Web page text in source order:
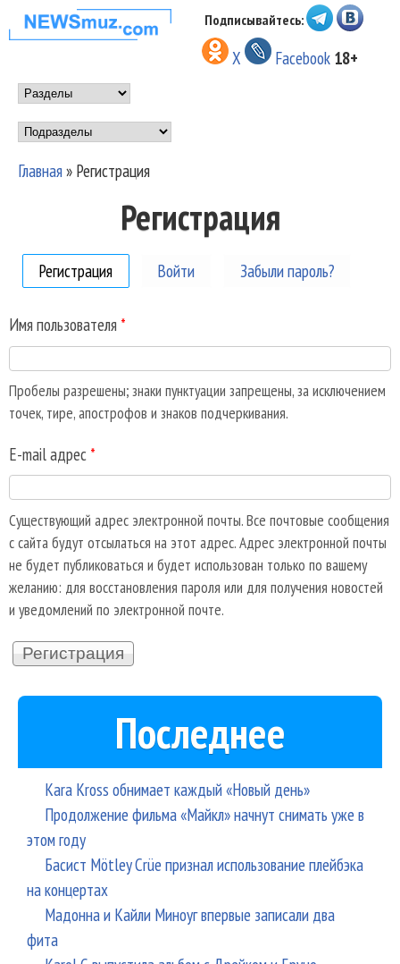
Перейти к основному
содержанию
НОВОСТИ
МУЗЫКИ И
ШОУ БИЗНЕСА
NEWSMUZ.COM
Подписывайтесь:
X Facebook 18+
Main menu
Подразделы
Главная» Регистрация
Регистрация
Регистрация (активная вкладка)
Войти Забыли пароль?
Имя пользователя *
Пробелы разрешены; знаки пунктуации запрещены, за исключением
точек, тире, апострофов и знаков подчеркивания.
E-mail адрес *
Существующий адрес электронной почты. Все почтовые сообщения
с сайта будут отсылаться на этот адрес. Адрес электронной почты
не будет публиковаться и будет использован только по вашему
желанию: для восстановления пароля или для получения новостей
и уведомлений по электронной почте.
Последнее
Kara Kross обнимает каждый «Новый день»
Продолжение фильма «Майкл» начнут снимать уже в
этом году
Басист Mötley Crüe признал использование плейбэка
на концертах
Мадонна и Кайли Миноуг впервые записали два
фита